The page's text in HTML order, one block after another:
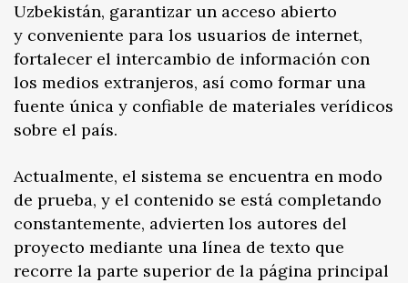
Uzbekistán, garantizar un acceso abierto
y conveniente para los usuarios de internet,
fortalecer el intercambio de información con
los medios extranjeros, así como formar una
fuente única y confiable de materiales verídicos
sobre el país.
Actualmente, el sistema se encuentra en modo
de prueba, y el contenido se está completando
constantemente, advierten los autores del
proyecto mediante una línea de texto que
recorre la parte superior de la página principal